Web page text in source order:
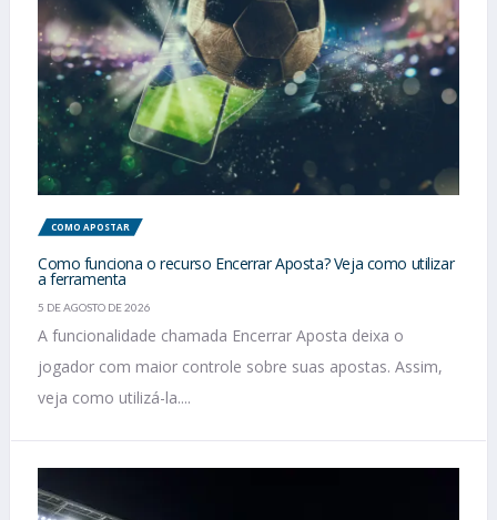
COMO APOSTAR
Como funciona o recurso Encerrar Aposta? Veja como utilizar
a ferramenta
5 DE AGOSTO DE 2026
A funcionalidade chamada Encerrar Aposta deixa o
jogador com maior controle sobre suas apostas. Assim,
veja como utilizá-la....